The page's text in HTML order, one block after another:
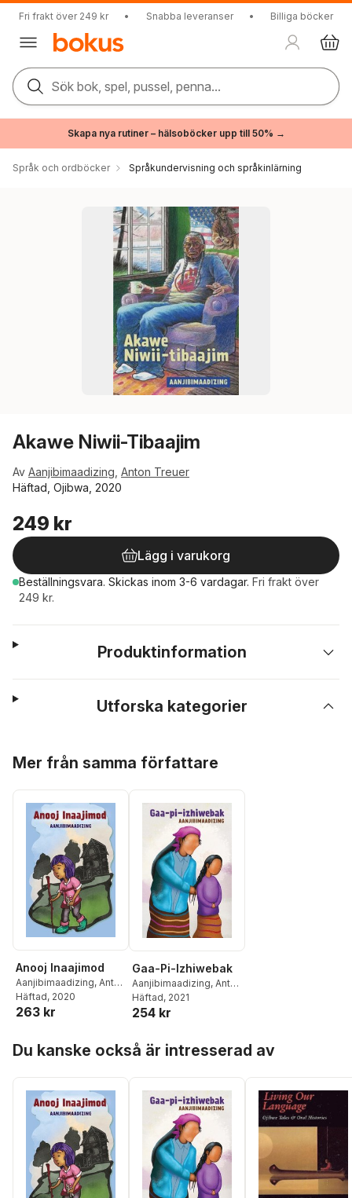
Fri frakt över 249 kr • Snabba leveranser • Billiga böcker
Sök bok, spel, pussel, penna...
Skapa nya rutiner – hälsoböcker upp till 50% →
Språk och ordböcker Språkundervisning och språkinlärning
Akawe Niwii-Tibaajim
Av Aanjibimaadizing Anton Treuer
Häftad, Ojibwa, 2020
249 kr
Lägg i varukorg
Beställningsvara. Skickas inom 3-6 vardagar. Fri frakt över
249 kr.
Produktinformation
Utforska kategorier
Mer från samma författare
Anooj Inaajimod
Aanjibimaadizing, Anton
Treuer
Häftad, 2020
263 kr
Gaa-Pi-Izhiwebak
Aanjibimaadizing, Anton
Treuer
Häftad, 2021
254 kr
Du kanske också är intresserad av